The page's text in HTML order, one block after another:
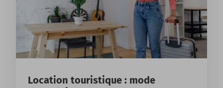
Location touristique : mode